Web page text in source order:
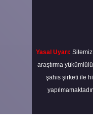
Yasal Uyarı:
araştırma
şahıs şirketi ile